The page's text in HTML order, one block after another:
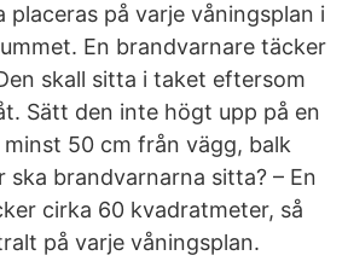
placeras på varje våningsplan i
En brandvarnare täcker
skall sitta i taket eftersom
Sätt den inte högt upp på en
50 cm från vägg, balk
ska brandvarnarna sitta? – En
cirka 60 kvadratmeter, så
på varje våningsplan.